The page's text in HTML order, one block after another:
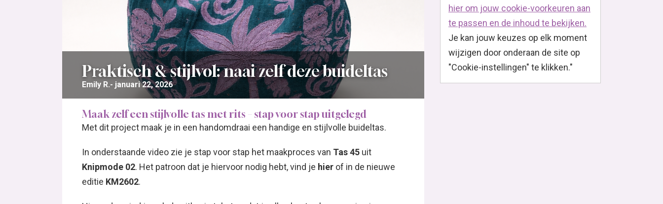
Praktisch & stijlvol: naai zelf deze buideltas
Emily R. januari 22, 2026
Maak zelf een stijlvolle tas met rits – stap voor stap uitgelegd
Met dit project maak je in een handomdraai een handige en stijlvolle buideltas.
In onderstaande video zie je stap voor stap het maakproces van Tas 45 uit
Knipmode 02. Het patroon dat je hiervoor nodig hebt, vind je hier of in de nieuwe
editie KM2602.
hier om jouw cookie-voorkeuren aan
te passen en de inhoud te bekijken.
Je kan jouw keuzes op elk moment
wijzigen door onderaan de site op
"Cookie-instellingen" te klikken."